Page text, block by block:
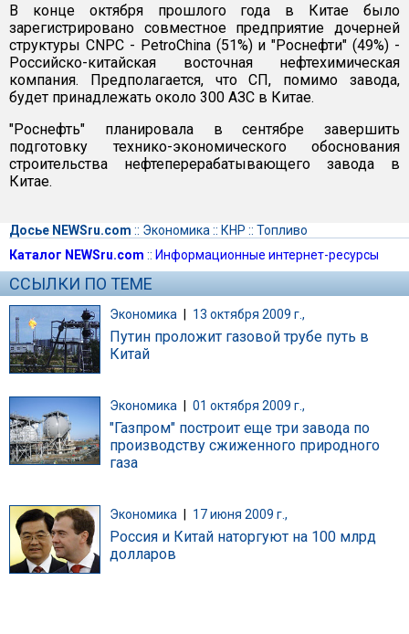
В конце октября прошлого года в Китае было
зарегистрировано совместное предприятие дочерней
структуры CNPC - PetroChina (51%) и "Роснефти" (49%) -
Российско-китайская восточная нефтехимическая
компания. Предполагается, что СП, помимо завода,
будет принадлежать около 300 АЗС в Китае.
"Роснефть" планировала в сентябре завершить
подготовку технико-экономического обоснования
строительства нефтеперерабатывающего завода в
Китае.
Досье NEWSru.com :: Экономика :: КНР :: Топливо
Каталог NEWSru.com :: Информационные интернет-ресурсы
ССЫЛКИ ПО ТЕМЕ
Экономика | 13 октября 2009 г.,
Путин проложит газовой трубе путь в
Китай
Экономика 01 октября 2009 г.,
"Газпром" построит еще три завода по
производству сжиженного природного
газа
Экономика 17 июня 2009 г.,
Россия и Китай наторгуют на 100 млрд
долларов